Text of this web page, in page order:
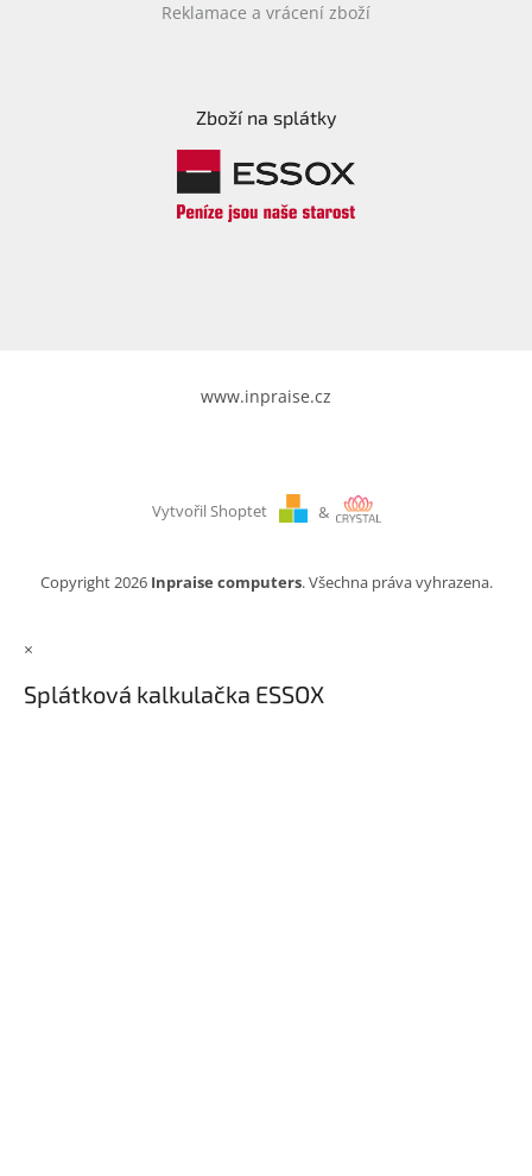
Reklamace a vrácení zboží
Zboží na splátky
www.inpraise.cz
Vytvořil Shoptet &
Copyright 2026 Inpraise computers. Všechna práva vyhrazena.
×
Splátková kalkulačka ESSOX